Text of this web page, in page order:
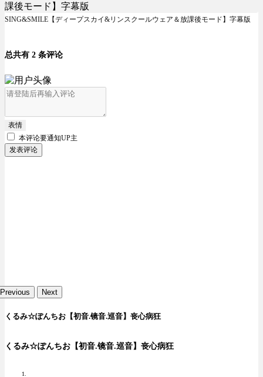
SING&SMILE【ディープスカイ&リンスクールウェア＆放課後モード】字幕版
总共有 2 条评论
表情
本评论要通知UP主
发表评论
Previous Next
くるみ☆ぽんちお【初音.镜音.巡音】丧心病狂
くるみ☆ぽんちお【初音.镜音.巡音】丧心病狂